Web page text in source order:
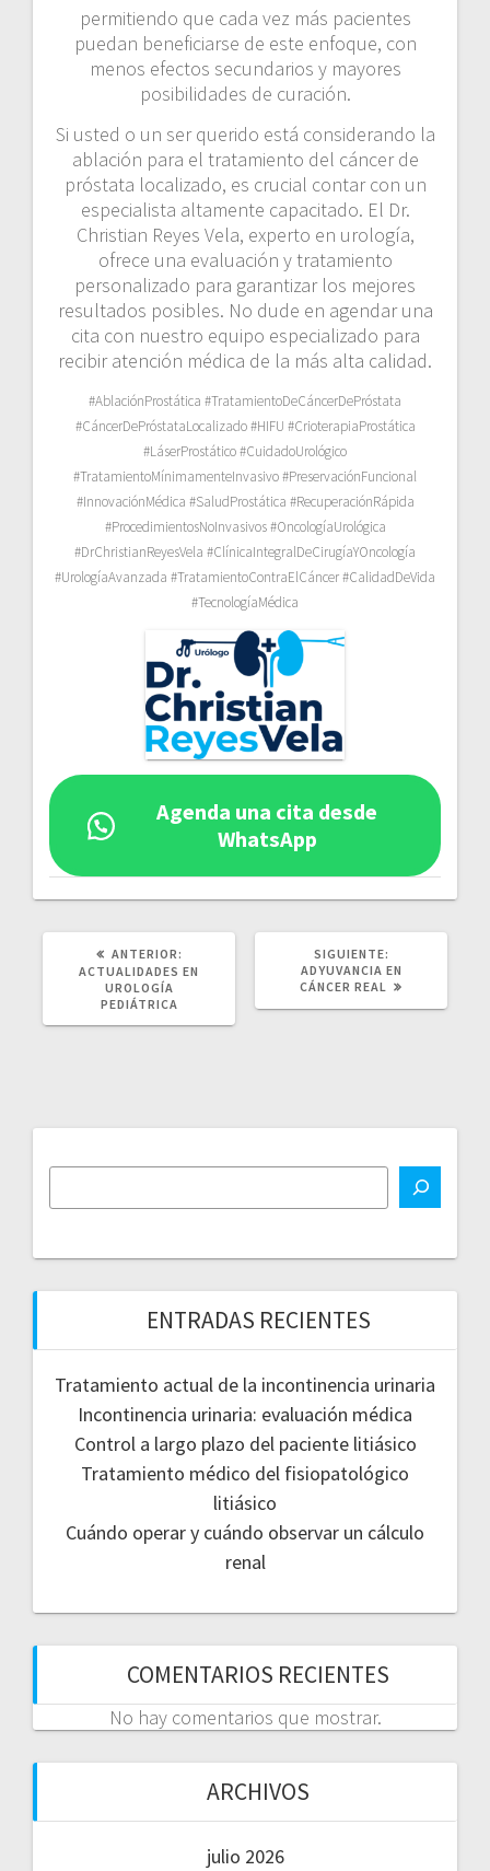
permitiendo que cada vez más pacientes
puedan beneficiarse de este enfoque, con
menos efectos secundarios y mayores
posibilidades de curación.
Si usted o un ser querido está considerando la
ablación para el tratamiento del cáncer de
próstata localizado, es crucial contar con un
especialista altamente capacitado. El Dr.
Christian Reyes Vela, experto en urología,
ofrece una evaluación y tratamiento
personalizado para garantizar los mejores
resultados posibles. No dude en agendar una
cita con nuestro equipo especializado para
recibir atención médica de la más alta calidad.
#AblaciónProstática #TratamientoDeCáncerDePróstata
#CáncerDePróstataLocalizado #HIFU #CrioterapiaProstática
#LáserProstático #CuidadoUrológico
#TratamientoMínimamenteInvasivo #PreservaciónFuncional
#InnovaciónMédica #SaludProstática #RecuperaciónRápida
#ProcedimientosNoInvasivos #OncologíaUrológica
#DrChristianReyesVela #ClínicaIntegralDeCirugíaYOncología
#UrologíaAvanzada #TratamientoContraElCáncer #CalidadDeVida
#TecnologíaMédica
Agenda una cita desde
WhatsApp
ANTERIOR:
ANTERIOR:
ACTUALIDADES EN
UROLOGÍA
PEDIÁTRICA
SIGUIENTE:
POST:
ADYUVANCIA EN
CÁNCER REAL
ENTRADAS RECIENTES
Tratamiento actual de la incontinencia urinaria
Incontinencia urinaria: evaluación médica
Control a largo plazo del paciente litiásico
Tratamiento médico del fisiopatológico
litiásico
Cuándo operar y cuándo observar un cálculo
renal
COMENTARIOS RECIENTES
No hay comentarios que mostrar.
ARCHIVOS
julio 2026